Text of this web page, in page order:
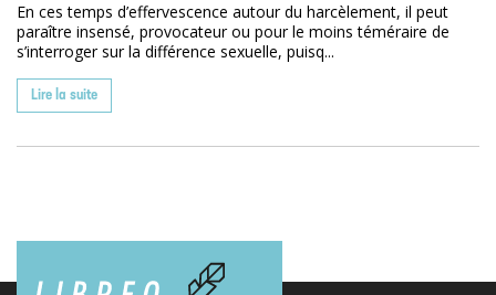
En ces temps d’effervescence autour du harcèlement, il peut
paraître insensé, provocateur ou pour le moins téméraire de
s’interroger sur la différence sexuelle, puisq...
Lire la suite